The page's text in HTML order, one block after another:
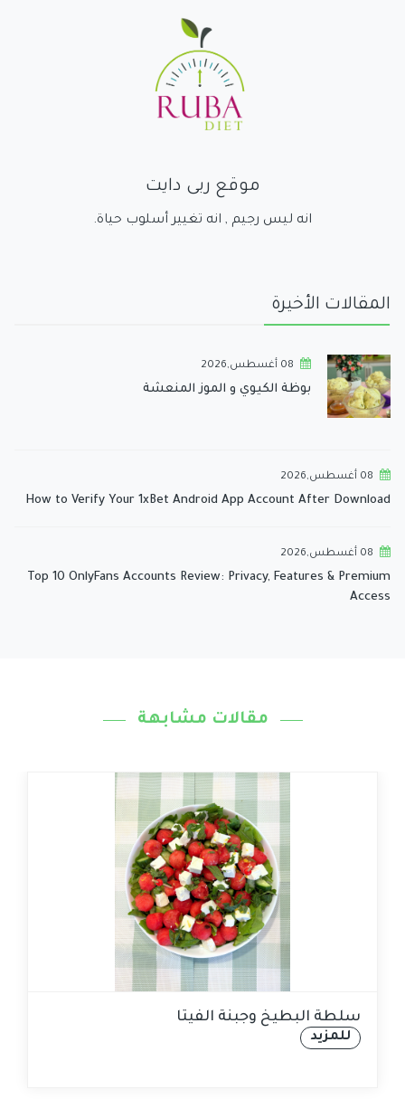
موقع ربى دايت
انه ليس رجيم , انه تغيير أسلوب حياة.
المقالات الأخيرة
08 أغسطس,2026
بوظة الكيوي و الموز المنعشة
08 أغسطس,2026
How to Verify Your 1xBet Android App Account After Download
08 أغسطس,2026
Top 10 OnlyFans Accounts Review: Privacy, Features & Premium
Access
مقالات مشابهة
سلطة البطيخ وجبنة الفيتا